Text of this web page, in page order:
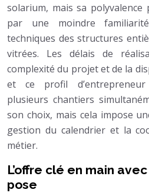
solarium, mais sa
par une moindre
techniques des structures
vitrées. Les délais de
complexité du projet et de la
et ce profil
plusieurs chantiers
son choix, mais cela impose
gestion du calendrier et la
métier.
L’offre clé en main
pose